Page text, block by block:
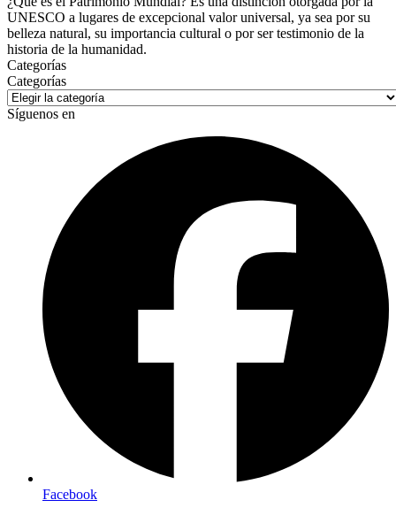
UNESCO a lugares de excepcional valor universal, ya sea por su
belleza natural, su importancia cultural o por ser testimonio de la
historia de la humanidad.
Categorías
Categorías
Síguenos en
Facebook